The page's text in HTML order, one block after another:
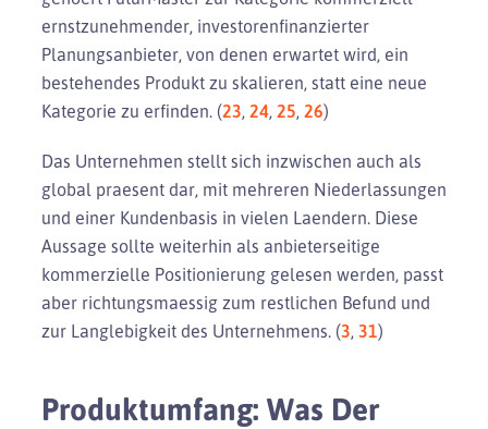
ernstzunehmender, investorenfinanzierter
Planungsanbieter, von denen erwartet wird, ein
bestehendes Produkt zu skalieren, statt eine neue
Kategorie zu erfinden. (23, 24, 25, 26)
Das Unternehmen stellt sich inzwischen auch als
global praesent dar, mit mehreren Niederlassungen
und einer Kundenbasis in vielen Laendern. Diese
Aussage sollte weiterhin als anbieterseitige
kommerzielle Positionierung gelesen werden, passt
aber richtungsmaessig zum restlichen Befund und
zur Langlebigkeit des Unternehmens. (3, 31)
Produktumfang: Was Der